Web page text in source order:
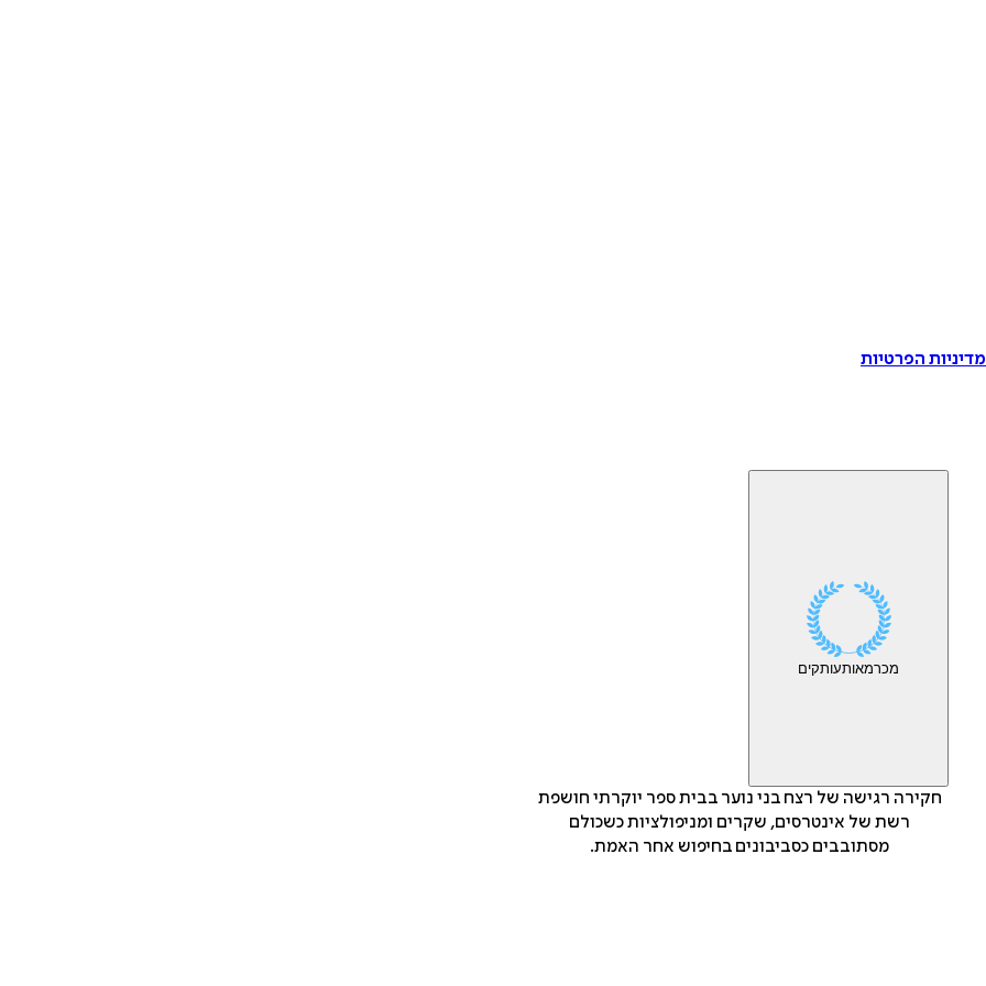
הפרטיות
מכרמאותעותקים
חקירה רגישה של רצח בני נוער בבית ספר יוקרתי חושפת
רשת של אינטרסים, שקרים ומניפולציות כשכולם
מסתובבים כסביבונים בחיפוש אחר האמת.